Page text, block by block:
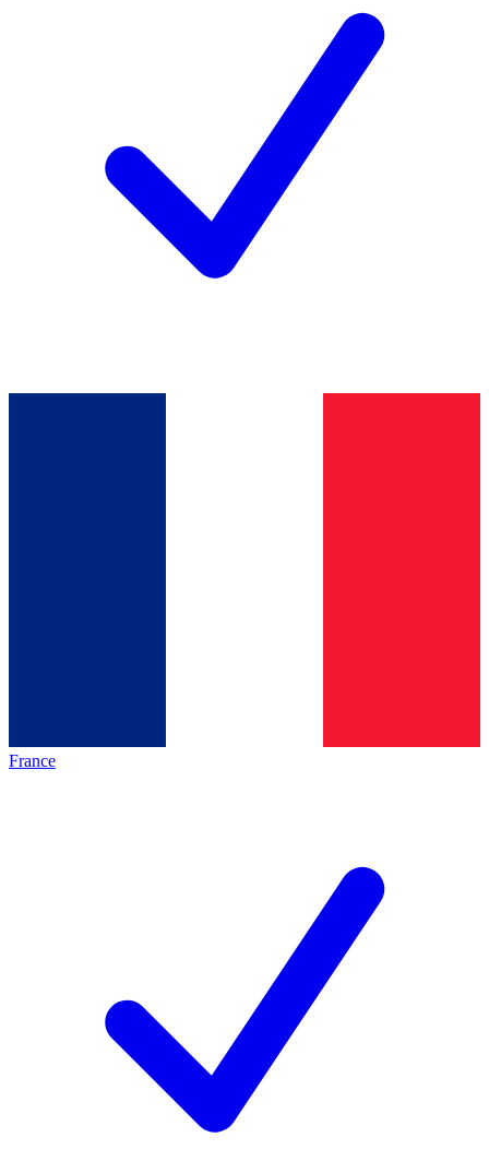
France